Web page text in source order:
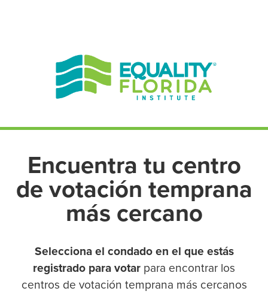
Encuentra tu centro
de votación temprana
más cercano
Selecciona el condado en el que estás
registrado para votar para encontrar los
centros de votación temprana más cercanos